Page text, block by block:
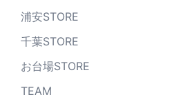
浦安STORE
千葉STORE
お台場STORE
TEAM